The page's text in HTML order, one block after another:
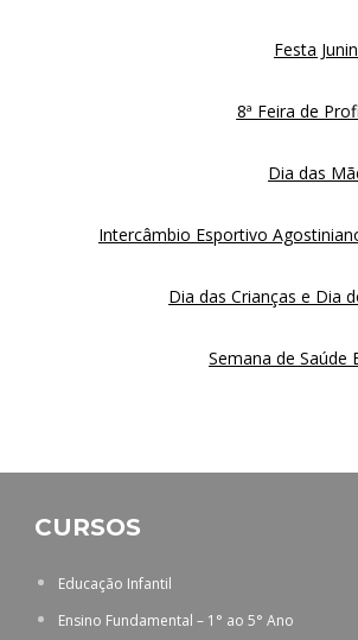
Festa
8ª Feira de
Dia das
Intercâmbio Esportivo
Dia das Crianças e Dia
Semana de Saúde
CURSOS
Educação Infantil
Ensino Fundamental – 1° ao 5° Ano